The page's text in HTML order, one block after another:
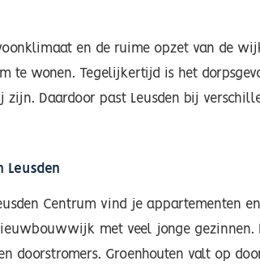
en de ruime opzet van de
te wonen. Tegelijkertijd is het
Daardoor past Leusden bij
Centrum vind je appartementen
met veel jonge
doorstromers. Groenhouten valt op